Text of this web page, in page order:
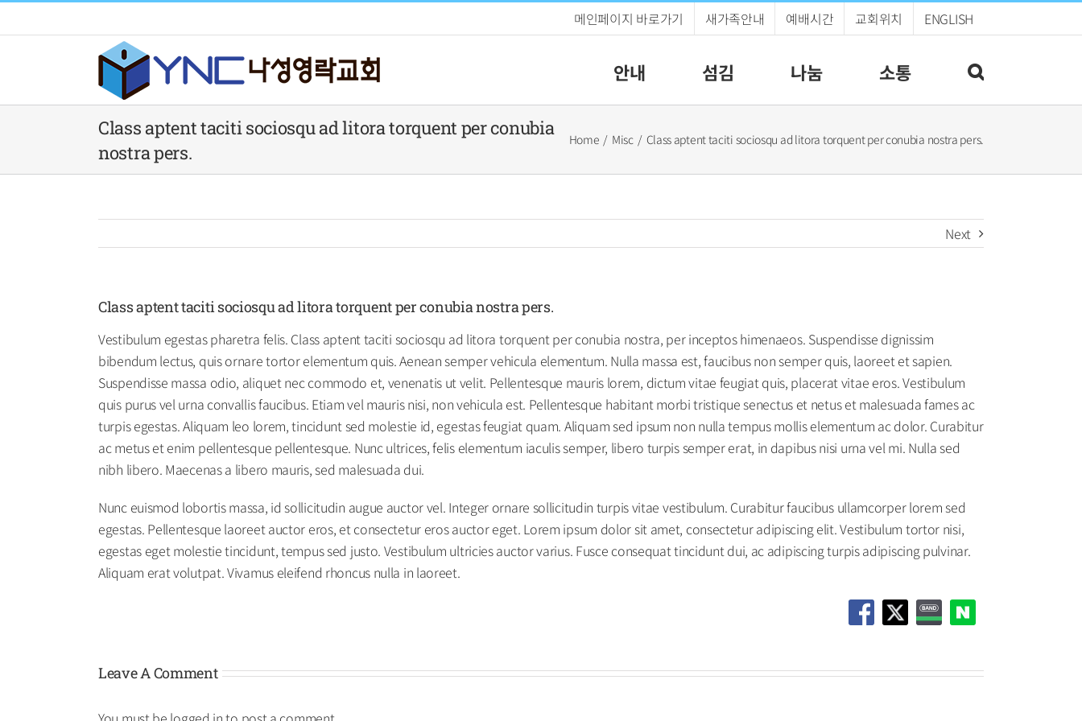
to
메인페이지 바로가기 새가족안내 예배시간 교회위치 ENGLISH
안내 섬김 나눔 소통
Class aptent taciti sociosqu ad litora torquent per conubia
nostra pers.
Home Misc Class aptent taciti sociosqu ad litora torquent per conubia nostra pers.
Next
Class aptent taciti sociosqu ad litora torquent per conubia nostra pers.
Vestibulum egestas pharetra felis. Class aptent taciti sociosqu ad litora torquent per conubia nostra, per inceptos himenaeos. Suspendisse dignissim
bibendum lectus, quis ornare tortor elementum quis. Aenean semper vehicula elementum. Nulla massa est, faucibus non semper quis, laoreet et sapien.
Suspendisse massa odio, aliquet nec commodo et, venenatis ut velit. Pellentesque mauris lorem, dictum vitae feugiat quis, placerat vitae eros. Vestibulum
quis purus vel urna convallis faucibus. Etiam vel mauris nisi, non vehicula est. Pellentesque habitant morbi tristique senectus et netus et malesuada fames ac
turpis egestas. Aliquam leo lorem, tincidunt sed molestie id, egestas feugiat quam. Aliquam sed ipsum non nulla tempus mollis elementum ac dolor. Curabitur
ac metus et enim pellentesque pellentesque. Nunc ultrices, felis elementum iaculis semper, libero turpis semper erat, in dapibus nisi urna vel mi. Nulla sed
nibh libero. Maecenas a libero mauris, sed malesuada dui.
Nunc euismod lobortis massa, id sollicitudin augue auctor vel. Integer ornare sollicitudin turpis vitae vestibulum. Curabitur faucibus ullamcorper lorem sed
egestas. Pellentesque laoreet auctor eros, et consectetur eros auctor eget. Lorem ipsum dolor sit amet, consectetur adipiscing elit. Vestibulum tortor nisi,
egestas eget molestie tincidunt, tempus sed justo. Vestibulum ultricies auctor varius. Fusce consequat tincidunt dui, ac adipiscing turpis adipiscing pulvinar.
Aliquam erat volutpat. Vivamus eleifend rhoncus nulla in laoreet.
Leave A Comment